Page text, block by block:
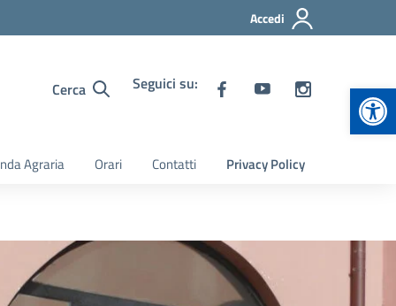
Accedi
Cerca Seguici su:
Agraria Orari Contatti Privacy Policy